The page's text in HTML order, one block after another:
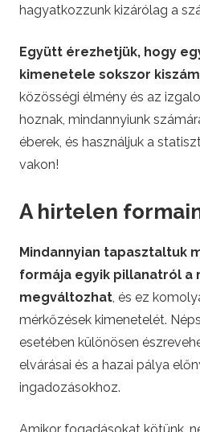
hagyatkozzunk kizárólag a
Együtt érezhetjük, hogy
kimenetele sokszor
közösségi élmény és az
hoznak, mindannyiunk
éberek, és használjuk a
vakon!
A hirtelen
Mindannyian tapasztaltuk
formája egyik pillanatról a
megváltozhat, és ez
mérkőzések kimenetelét.
esetében különösen
elvárásai és a hazai pálya
ingadozásokhoz.